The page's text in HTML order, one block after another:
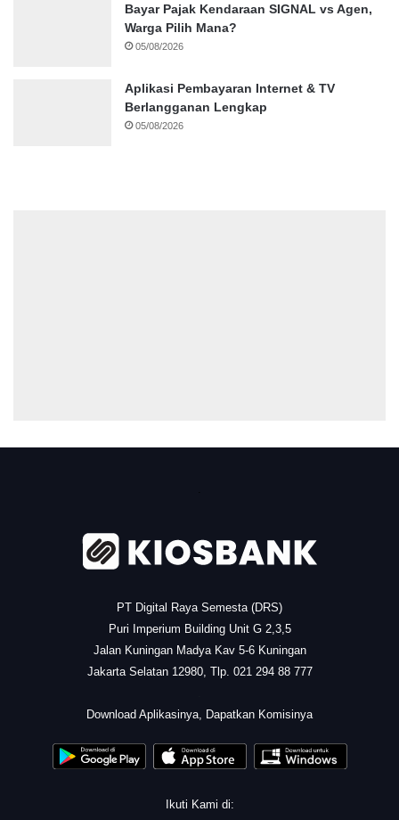
Bayar Pajak Kendaraan SIGNAL vs Agen,
Warga Pilih Mana?
05/08/2026
Aplikasi Pembayaran Internet & TV
Berlangganan Lengkap
05/08/2026
PT Digital Raya Semesta (DRS)
Puri Imperium Building Unit G 2,3,5
Jalan Kuningan Madya Kav 5-6 Kuningan
Jakarta Selatan 12980, Tlp. 021 294 88 777
Download Aplikasinya, Dapatkan Komisinya
Ikuti Kami di: